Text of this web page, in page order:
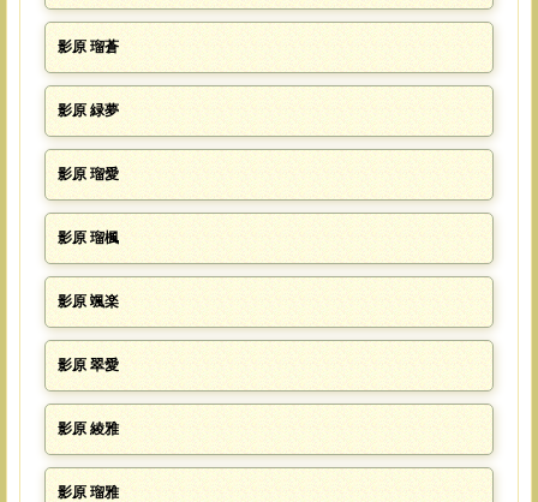
影原 瑠蒼
影原 緑夢
影原 瑠愛
影原 瑠楓
影原 颯楽
影原 翠愛
影原 綾雅
影原 瑠雅